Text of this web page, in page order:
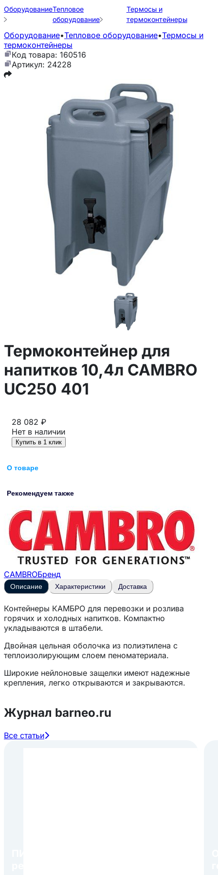
ОборудованиеТепловое
оборудование
Термосы и
термоконтейнеры
Оборудование•Тепловое оборудование•Термосы и
термоконтейнеры
Код товара: 160516
Артикул: 24228
Термоконтейнер для
напитков 10,4л CAMBRO
UC250 401
28 082 ₽
Нет в наличии
Купить в 1 клик
О товаре
Рекомендуем также
CAMBROБренд
Описание Характеристики Доставка
Контейнеры КАМБРО для перевозки и розлива
горячих и холодных напитков. Компактно
укладываются в штабели.
Двойная цельная оболочка из полиэтилена с
теплоизолирующим слоем пеноматериала.
Широкие нейлоновые защелки имеют надежные
крепления, легко открываются и закрываются.
Журнал barneo.ru
Все статьи